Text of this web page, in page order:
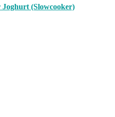
Joghurt (Slowcooker)